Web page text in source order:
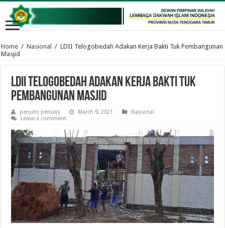
Home / Nasional / LDII Telogobedah Adakan Kerja Bakti Tuk Pembangunan
Masjid
LDII Telogobedah Adakan Kerja Bakti Tuk
Pembangunan Masjid
penulis penulis March 9, 2021
Nasional
Leave a comment